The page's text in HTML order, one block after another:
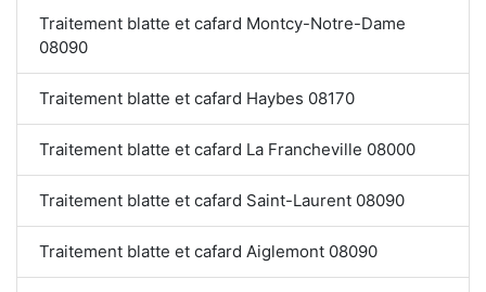
Traitement blatte et cafard Montcy-Notre-Dame
08090
Traitement blatte et cafard Haybes 08170
Traitement blatte et cafard La Francheville 08000
Traitement blatte et cafard Saint-Laurent 08090
Traitement blatte et cafard Aiglemont 08090